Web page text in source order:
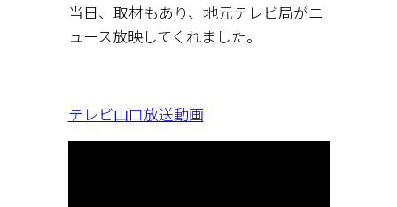
当日、取材もあり、地元テレビ局がニ
ュース放映してくれました。
テレビ山口放送動画